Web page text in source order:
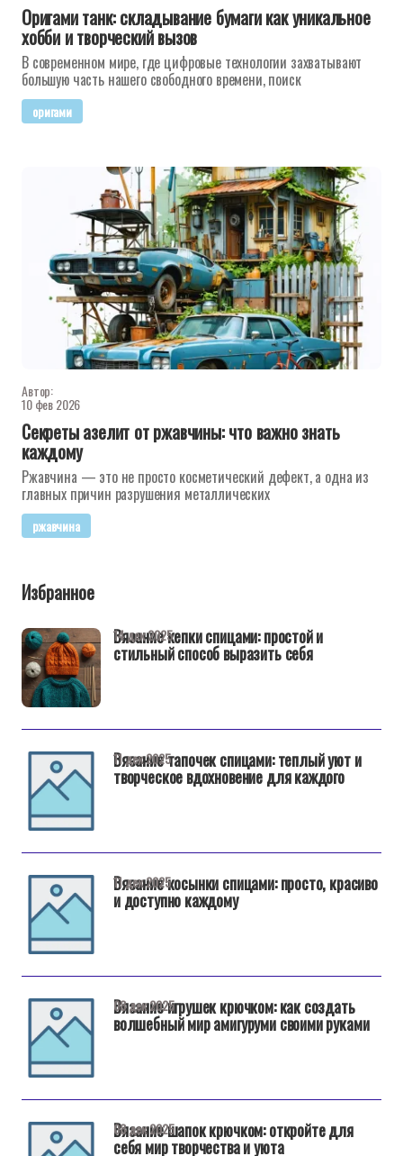
Оригами танк: складывание бумаги как уникальное
хобби и творческий вызов
В современном мире, где цифровые технологии захватывают
большую часть нашего свободного времени, поиск
оригами
Автор:
10 фев 2026
Секреты азелит от ржавчины: что важно знать
каждому
Ржавчина — это не просто косметический дефект, а одна из
главных причин разрушения металлических
ржавчина
Избранное
Вязание кепки спицами: простой и
стильный способ выразить себя
14 дек 2025
Вязание тапочек спицами: теплый уют и
творческое вдохновение для каждого
11 дек 2025
Вязание косынки спицами: просто, красиво
и доступно каждому
11 дек 2025
Вязание игрушек крючком: как создать
волшебный мир амигуруми своими руками
08 дек 2025
Вязание шапок крючком: откройте для
себя мир творчества и уюта
08 дек 2025